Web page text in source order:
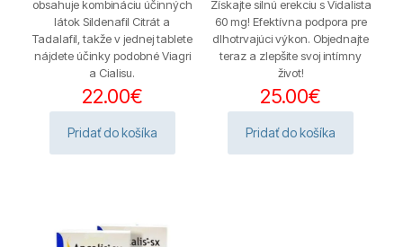
obsahuje kombináciu účinných
látok Sildenafil Citrát a
Tadalafil, takže v jednej tablete
nájdete účinky podobné Viagri
a Cialisu.
22.00€
Pridať do košíka
Získajte silnú erekciu s Vidalista
60 mg! Efektívna podpora pre
dlhotrvajúci výkon. Objednajte
teraz a zlepšite svoj intímny
život!
25.00€
Pridať do košíka